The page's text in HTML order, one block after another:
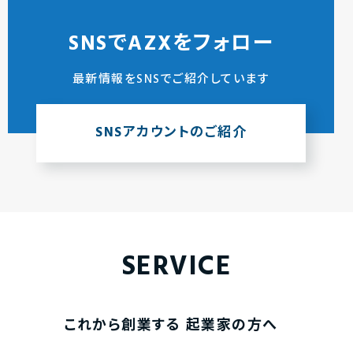
SNSでAZXをフォロー
最新情報をSNSでご紹介しています
SNSアカウントのご紹介
SERVICE
これから創業する 起業家の方へ